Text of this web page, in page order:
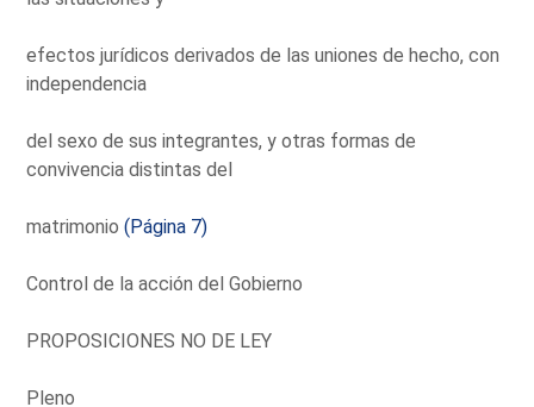
efectos jurídicos derivados de las uniones de hecho, con
independencia
del sexo de sus integrantes, y otras formas de
convivencia distintas del
matrimonio(Página 7)
Control de la acción del Gobierno
PROPOSICIONES NO DE LEY
Pleno